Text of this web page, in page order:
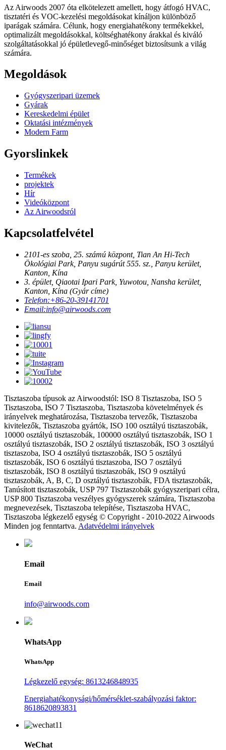
Az Airwoods 2007 óta elkötelezett amellett, hogy átfogó HVAC,
tisztatéri és VOC-kezelési megoldásokat kínáljon különböző
iparágak számára. Célunk, hogy energiahatékony termékekkel,
optimalizált megoldásokkal, költséghatékony árakkal és kiváló
szolgáltatásokkal jó épületlevegő-minőséget biztosítsunk a világ
számára.
Megoldások
Gyógyszeripari üzemek
Gyárak
Kereskedelmi épület
Oktatási intézmények
Modern Farm
Gyorslinkek
Termékek
projektek
Hír
Videóközpont
Az Airwoodsról
Kapcsolatfelvétel
2101-es szoba, 25. számú központ, Tian An Hi-Tech
Ökológiai Park, Panyu sugárút 555. sz., Panyu kerület,
Kanton, Kína
3. épület, Qiaotai Ipari Park, Yuwotou, Nansha kerület,
Kanton, Kína (Gyár címe)
Telefon:+86-20-39141701
Email:info@airwoods.com
Tisztaszoba típusok az Airwoodstól: ISO 8 Tisztaszoba, ISO 5
Tisztaszoba, ISO 7 Tisztaszoba, Tisztaszoba követelmények és
irányelvek meghatározása, Tisztaszoba tervezők, Tisztaszoba
kivitelezők, Tisztaszoba gyártók, ISO 100 osztályú tisztaszobák,
10000 osztályú tisztaszobák, 100000 osztályú tisztaszobák, ISO 1
osztályú tisztaszobák, ISO 2 osztályú tisztaszobák, ISO 3 osztályú
tisztaszoba, ISO 4 osztályú tisztaszobák, ISO 5 osztályú
tisztaszobák, ISO 6 osztályú tisztaszoba, ISO 7 osztályú
tisztaszobák, ISO 8 osztályú tisztaszobák, ISO 9 osztályú
tisztaszobák, A, B, C, D osztályú tisztaszobák, FDA tisztaszobák,
Tanúsított tisztaszobák, USP 797 Tisztaszobák gyógyszeripari célra,
USP 800 Tisztaszoba veszélyes gyógyszerek számára, Tisztaszoba
megnevezések, Tisztaszoba telepítése, Tisztaszoba HVAC,
Tisztaszoba légkezelő egység © Copyright - 2010-2022 Airwoods
Minden jog fenntartva. Adatvédelmi irányelvek
Email
Email
info@airwoods.com
WhatsApp
WhatsApp
Légkezelő egység: 8613246848935
Energiahatékonysági/hőmérséklet-szabályozási faktor:
8618620893831
WeChat